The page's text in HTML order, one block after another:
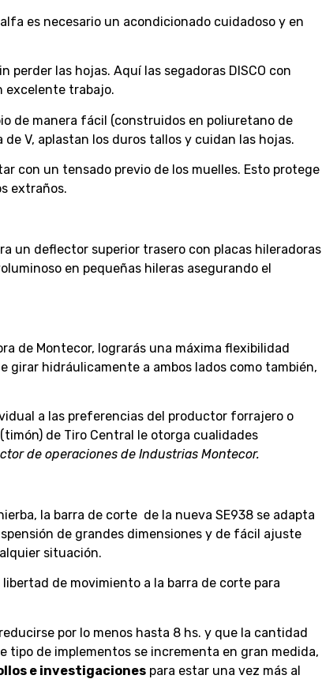
es necesario un acondicionado cuidadoso y en
perder las hojas. Aquí las segadoras DISCO con
excelente trabajo.
de manera fácil (construidos en poliuretano de
V, aplastan los duros tallos y cuidan las hojas.
con un tensado previo de los muelles. Esto protege
extraños.
un deflector superior trasero con placas hileradoras
en pequeñas hileras asegurando el
de Montecor, lograrás una máxima flexibilidad
girar hidráulicamente a ambos lados como también,
a las preferencias del productor forrajero o
de Tiro Central le otorga cualidades
de operaciones de Industrias Montecor.
la barra de corte de la nueva SE938 se adapta
de grandes dimensiones y de fácil ajuste
situación.
de movimiento a la barra de corte para
por lo menos hasta 8 hs. y que la cantidad
tipo de implementos se incrementa en gran medida,
e investigacionespara estar una vez más al